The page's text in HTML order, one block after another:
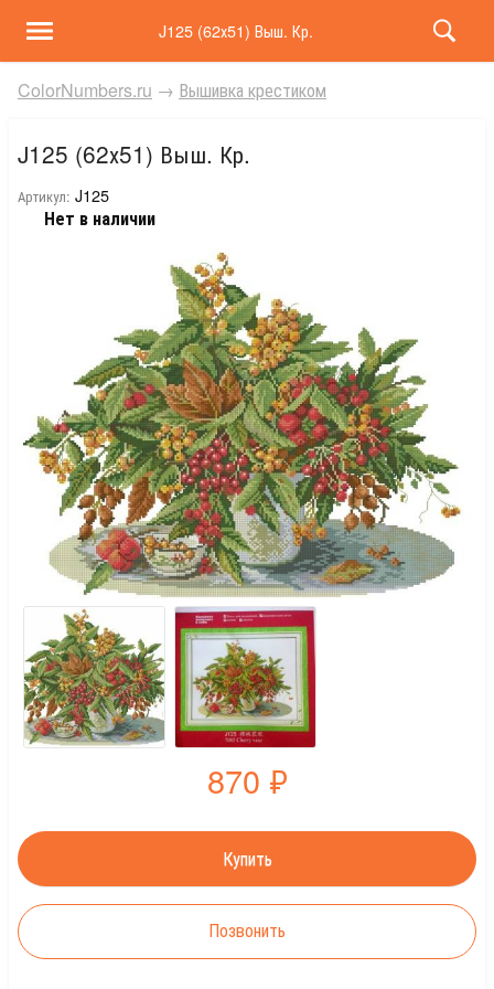
J125 (62х51) Выш. Кр.
ColorNumbers.ru → Вышивка крестиком
J125 (62х51) Выш. Кр.
Артикул: J125
Нет в наличии
870 ₽
Позвонить